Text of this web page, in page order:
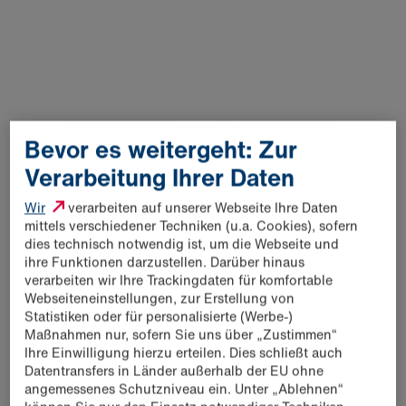
vorhandenen Backlinien wird ein neues Produktionsgebäude
auf zwei Ebenen errichtet, das Platz für weitere Anlagen
bietet. Außerdem ist ein neues, automatisiertes Tiefkühl-
Hochregallager mit rund 60.000 Paletten-Stellplätzen
geplant. Modernste Kühlsysteme werden eine hohe
Energieeffizienz gewährleisten und der gesamte Standort
wird vollständig mit Grünstrom versorgt.
Im Zentrum des Ausbauprojekts sollen die heutigen und
zukünftigen Mitarbeiterinnen und Mitarbeiter stehen. Ein
modernes Arbeitsumfeld und wertschätzende
Arbeitsbedingungen entsprechen der Unternehmenskultur
der Schwarz Produktion. Die Bonback Halle (Saale) bietet
sichere Arbeitsplätze mit spannenden Perspektiven. In
Bevor es weitergeht: Zur
Verarbeitung Ihrer Daten
Wir
verarbeiten auf unserer Webseite Ihre Daten
mittels verschiedener Techniken (u.a. Cookies), sofern
dies technisch notwendig ist, um die Webseite und
ihre Funktionen darzustellen. Darüber hinaus
verarbeiten wir Ihre Trackingdaten für komfortable
Webseiteneinstellungen, zur Erstellung von
Statistiken oder für personalisierte (Werbe-)
Maßnahmen nur, sofern Sie uns über „Zustimmen“
Ihre Einwilligung hierzu erteilen. Dies schließt auch
Datentransfers in Länder außerhalb der EU ohne
angemessenes Schutzniveau ein. Unter „Ablehnen“